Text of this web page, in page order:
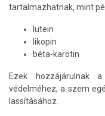
tartalmazhatnak, mint
lutein
likopin
béta-karotin
Ezek hozzájárulnak
védelméhez, a szem
lassításához.